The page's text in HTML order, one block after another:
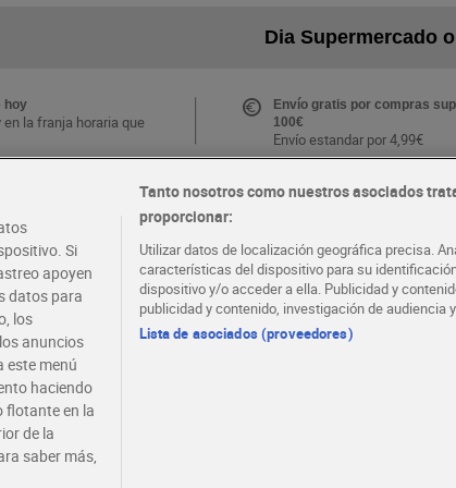
Dia Supermercado
hoy
en la franja horaria que
Envío gratis por compras
100€
Envío estandar por 4,99€
y ofertas
Dia
tu tienda más cercana
COMER MEJOR CADA DIA
Si
apoyen
datos para
los
anuncios
este menú
haciendo
flotante en la
de la
saber más,
Tanto nosotros como nuestros asociados
proporcionar:
Utilizar datos de localización geográfica precisa.
características del dispositivo para su
dispositivo y/o acceder a ella. Publicidad y
publicidad y contenido, investigación de audiencia
Lista de asociados (proveedores)